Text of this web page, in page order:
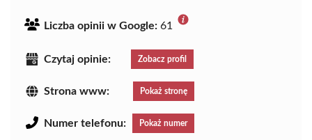
Liczba opinii w Google: 61
Czytaj opinie: Zobacz profil
Strona www: Pokaż stronę
Numer telefonu: Pokaż numer